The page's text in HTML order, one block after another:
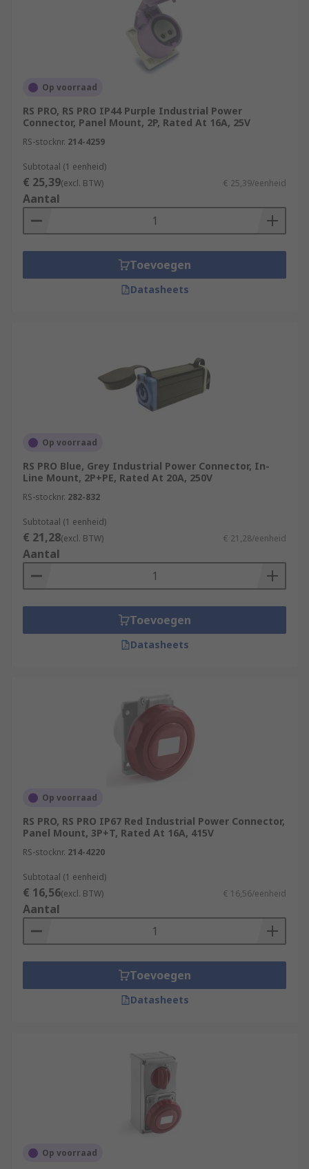
Op voorraad
RS PRO, RS PRO IP44 Purple Industrial Power
Connector, Panel Mount, 2P, Rated At 16A, 25V
RS-stocknr. 214-4259
Subtotaal (1 eenheid)
€ 25,39(excl. BTW) € 25,39/eenheid
Aantal
Toevoegen
Datasheets
Op voorraad
RS PRO Blue, Grey Industrial Power Connector, In-
Line Mount, 2P+PE, Rated At 20A, 250V
RS-stocknr. 282-832
Subtotaal (1 eenheid)
€ 21,28(excl. BTW) € 21,28/eenheid
Aantal
Toevoegen
Datasheets
Op voorraad
RS PRO, RS PRO IP67 Red Industrial Power Connector,
Panel Mount, 3P+T, Rated At 16A, 415V
RS-stocknr. 214-4220
Subtotaal (1 eenheid)
€ 16,56(excl. BTW) € 16,56/eenheid
Aantal
Toevoegen
Datasheets
Op voorraad